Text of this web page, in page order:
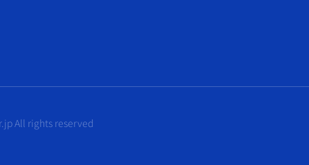
All rights reserved